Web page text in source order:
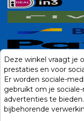
Deze winkel vraagt je
prestaties en voor
Er worden sociale-
gebruikt om je
advertenties te
bijbehorende